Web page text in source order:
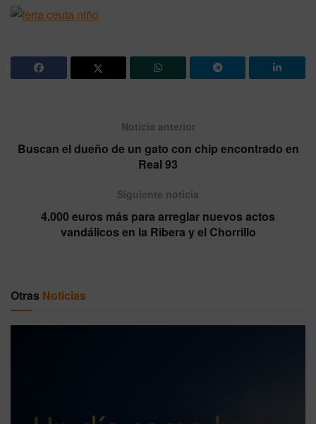
Noticia anterior
Buscan el dueño de un gato con chip encontrado en
Real 93
Siguiente noticia
4.000 euros más para arreglar nuevos actos
vandálicos en la Ribera y el Chorrillo
Otras Noticias